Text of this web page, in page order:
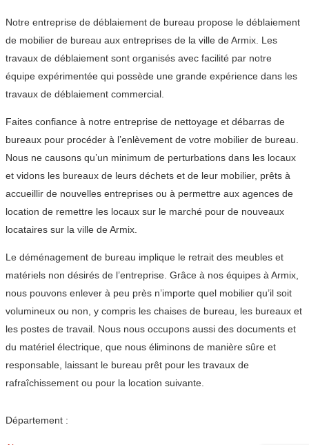
Notre entreprise de déblaiement de bureau propose le déblaiement
de mobilier de bureau aux entreprises de la ville de Armix. Les
travaux de déblaiement sont organisés avec facilité par notre
équipe expérimentée qui possède une grande expérience dans les
travaux de déblaiement commercial.
Faites confiance à notre entreprise de nettoyage et débarras de
bureaux pour procéder à l’enlèvement de votre mobilier de bureau.
Nous ne causons qu’un minimum de perturbations dans les locaux
et vidons les bureaux de leurs déchets et de leur mobilier, prêts à
accueillir de nouvelles entreprises ou à permettre aux agences de
location de remettre les locaux sur le marché pour de nouveaux
locataires sur la ville de Armix.
Le déménagement de bureau implique le retrait des meubles et
matériels non désirés de l’entreprise. Grâce à nos équipes à Armix,
nous pouvons enlever à peu près n’importe quel mobilier qu’il soit
volumineux ou non, y compris les chaises de bureau, les bureaux et
les postes de travail. Nous nous occupons aussi des documents et
du matériel électrique, que nous éliminons de manière sûre et
responsable, laissant le bureau prêt pour les travaux de
rafraîchissement ou pour la location suivante.
Département :